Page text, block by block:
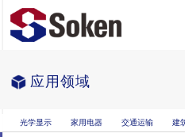
应用领域
光学显示 家用电器 交通运输 建